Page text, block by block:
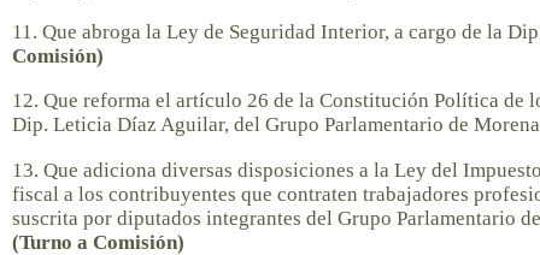
11. Que abroga la Ley de Seguridad Interior, a cargo de la
Comisión)
12. Que reforma el artículo 26 de la Constitución Política de
Dip. Leticia Díaz Aguilar, del Grupo Parlamentario de
13. Que adiciona diversas disposiciones a la Ley del
fiscal a los contribuyentes que contraten trabajadores
suscrita por diputados integrantes del Grupo Parlamentario
(Turno a Comisión)